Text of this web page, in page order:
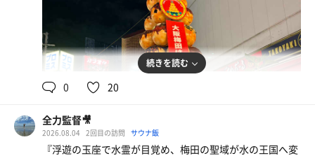
人気の明太クリームのおうどんを粉チーズトッピング
別のお店で串カツも
続きを読む
0 20
全力監督🎥
2026.08.04 2回目の訪問 サウナ飯
『浮遊の玉座で水霊が目覚め、梅田の聖域が水の王国へ変